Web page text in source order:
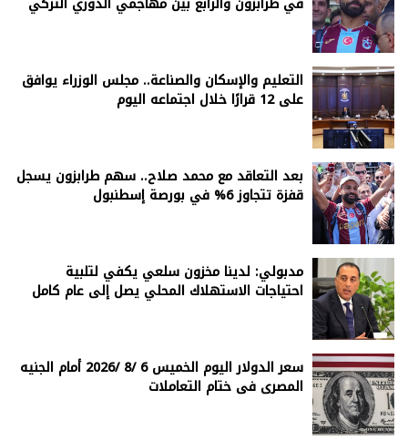
التعليم والإسكان والصناعة.. مجلس الوزراء يوافق
على 12 قرارًا خلال اجتماعه اليوم
بعد التعاقد مع محمد صلاح.. سهم طرابزون يسجل
قفزة تتجاوز 6% في بورصة إسطنبول
مدبولي: لدينا مخزون سلعي يكفي لتلبية
احتياجات الاستهلاك المحلي يصل إلى عام كامل
سعر الدولار اليوم الخميس 6 /8 /2026 أمام الجنيه
المصرى فى ختام التعاملات